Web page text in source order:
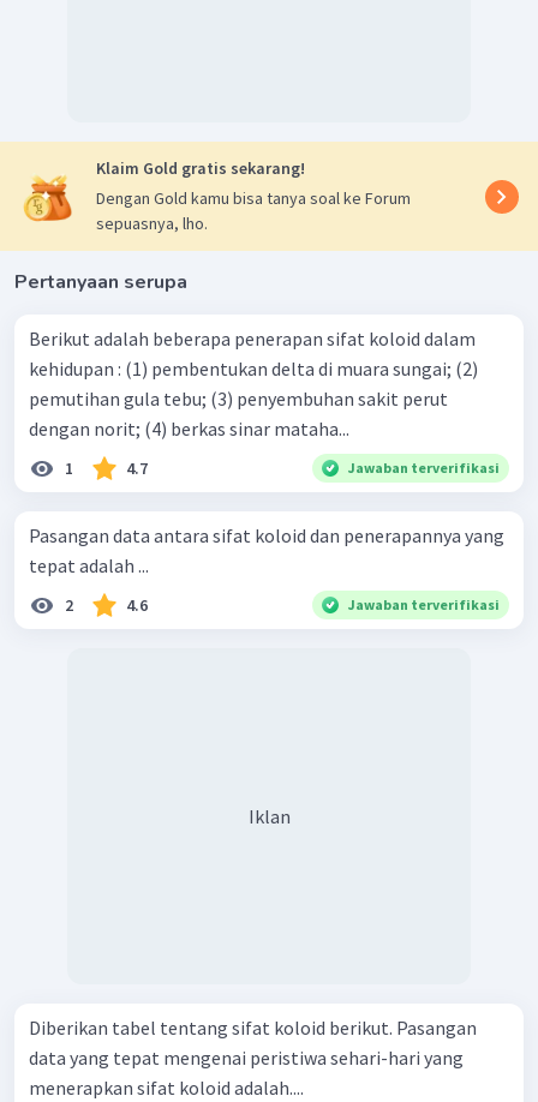
Klaim Gold gratis sekarang!
Dengan Gold kamu bisa tanya soal ke Forum
sepuasnya, lho.
Pertanyaan serupa
Berikut adalah beberapa penerapan sifat koloid dalam
kehidupan : (1) pembentukan delta di muara sungai; (2)
pemutihan gula tebu; (3) penyembuhan sakit perut
dengan norit; (4) berkas sinar mataha...
1 4.7 Jawaban terverifikasi
Pasangan data antara sifat koloid dan penerapannya yang
tepat adalah ...
2 4.6 Jawaban terverifikasi
Iklan
Diberikan tabel tentang sifat koloid berikut. Pasangan
data yang tepat mengenai peristiwa sehari-hari yang
menerapkan sifat koloid adalah....